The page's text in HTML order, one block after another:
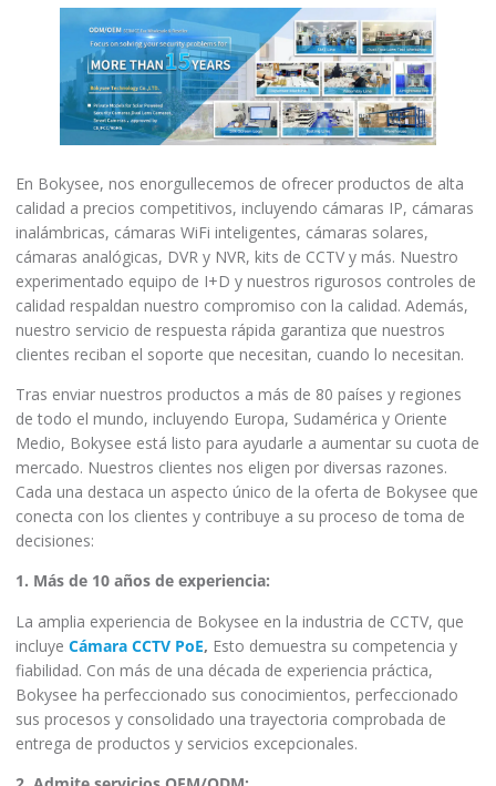
En Bokysee, nos enorgullecemos de ofrecer productos de alta
calidad a precios competitivos, incluyendo cámaras IP, cámaras
inalámbricas, cámaras WiFi inteligentes, cámaras solares,
cámaras analógicas, DVR y NVR, kits de CCTV y más. Nuestro
experimentado equipo de I+D y nuestros rigurosos controles de
calidad respaldan nuestro compromiso con la calidad. Además,
nuestro servicio de respuesta rápida garantiza que nuestros
clientes reciban el soporte que necesitan, cuando lo necesitan.
Tras enviar nuestros productos a más de 80 países y regiones
de todo el mundo, incluyendo Europa, Sudamérica y Oriente
Medio, Bokysee está listo para ayudarle a aumentar su cuota de
mercado. Nuestros clientes nos eligen por diversas razones.
Cada una destaca un aspecto único de la oferta de Bokysee que
conecta con los clientes y contribuye a su proceso de toma de
decisiones:
1. Más de 10 años de experiencia:
La amplia experiencia de Bokysee en la industria de CCTV, que
incluye Cámara CCTV PoE, Esto demuestra su competencia y
fiabilidad. Con más de una década de experiencia práctica,
Bokysee ha perfeccionado sus conocimientos, perfeccionado
sus procesos y consolidado una trayectoria comprobada de
entrega de productos y servicios excepcionales.